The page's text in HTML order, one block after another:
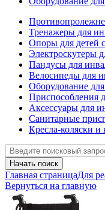
Тренажеры для
Опоры для детей
Электроскутеры
Пандусы для
Велосипеды для
Оборудование
Приспособления
Аксессуары для
Санитарные
Кресла-коляски
Начать поиск
Главная страницаДля
Вернуться на главную